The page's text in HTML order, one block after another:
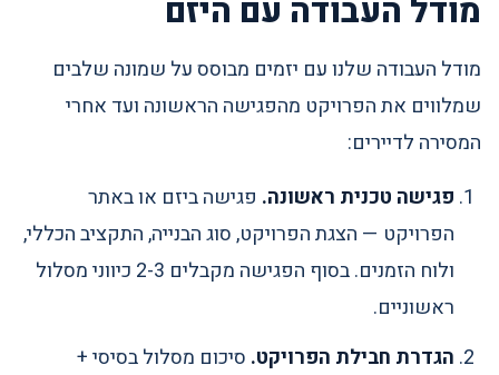
מודל העבודה עם היזם
מודל העבודה שלנו עם יזמים מבוסס על שמונה שלבים
שמלווים את הפרויקט מהפגישה הראשונה ועד אחרי
המסירה לדיירים:
פגישה טכנית ראשונה. פגישה ביזם או באתר
הפרויקט — הצגת הפרויקט, סוג הבנייה, התקציב הכללי,
ולוח הזמנים. בסוף הפגישה מקבלים 2-3 כיווני מסלול
ראשוניים.
הגדרת חבילת הפרויקט. סיכום מסלול בסיסי +